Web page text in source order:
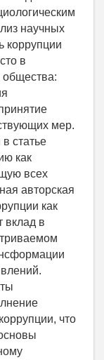
научных
коррупции
в
общества:
мер.
статье
как
всех
авторская
как
вклад в
что